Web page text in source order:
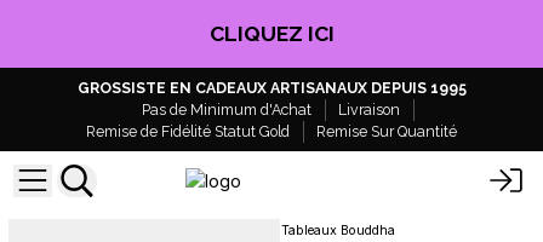
CLIQUEZ ICI
GROSSISTE EN CADEAUX ARTISANAUX DEPUIS 1995
Pas de Minimum d'Achat
Livraison
Remise de Fidélité Statut Gold
Remise Sur Quantité
Tableaux Bouddha